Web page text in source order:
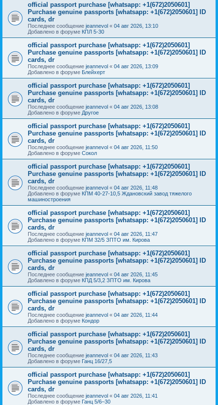
official passport purchase [whatsapp: +1(672)2050601]
Purchase genuine passports [whatsapp: +1(672)2050601] ID
cards, dr
Последнее сообщение jeannevol « 04 авг 2026, 13:10
Добавлено в форуме КПЛ 5-30
official passport purchase [whatsapp: +1(672)2050601]
Purchase genuine passports [whatsapp: +1(672)2050601] ID
cards, dr
Последнее сообщение jeannevol « 04 авг 2026, 13:09
Добавлено в форуме Блейхерт
official passport purchase [whatsapp: +1(672)2050601]
Purchase genuine passports [whatsapp: +1(672)2050601] ID
cards, dr
Последнее сообщение jeannevol « 04 авг 2026, 13:08
Добавлено в форуме Другое
official passport purchase [whatsapp: +1(672)2050601]
Purchase genuine passports [whatsapp: +1(672)2050601] ID
cards, dr
Последнее сообщение jeannevol « 04 авг 2026, 11:50
Добавлено в форуме Сокол
official passport purchase [whatsapp: +1(672)2050601]
Purchase genuine passports [whatsapp: +1(672)2050601] ID
cards, dr
Последнее сообщение jeannevol « 04 авг 2026, 11:48
Добавлено в форуме КПМ 40-27-10,5 Ждановский завод тяжелого
машиностроения
official passport purchase [whatsapp: +1(672)2050601]
Purchase genuine passports [whatsapp: +1(672)2050601] ID
cards, dr
Последнее сообщение jeannevol « 04 авг 2026, 11:47
Добавлено в форуме КПМ 32/5 ЗПТО им. Кирова
official passport purchase [whatsapp: +1(672)2050601]
Purchase genuine passports [whatsapp: +1(672)2050601] ID
cards, dr
Последнее сообщение jeannevol « 04 авг 2026, 11:45
Добавлено в форуме КПД 5/3,2 ЗПТО им. Кирова
official passport purchase [whatsapp: +1(672)2050601]
Purchase genuine passports [whatsapp: +1(672)2050601] ID
cards, dr
Последнее сообщение jeannevol « 04 авг 2026, 11:44
Добавлено в форуме Кондор
official passport purchase [whatsapp: +1(672)2050601]
Purchase genuine passports [whatsapp: +1(672)2050601] ID
cards, dr
Последнее сообщение jeannevol « 04 авг 2026, 11:43
Добавлено в форуме Ганц 16/27,5
official passport purchase [whatsapp: +1(672)2050601]
Purchase genuine passports [whatsapp: +1(672)2050601] ID
cards, dr
Последнее сообщение jeannevol « 04 авг 2026, 11:41
Добавлено в форуме Ганц 5/6–30